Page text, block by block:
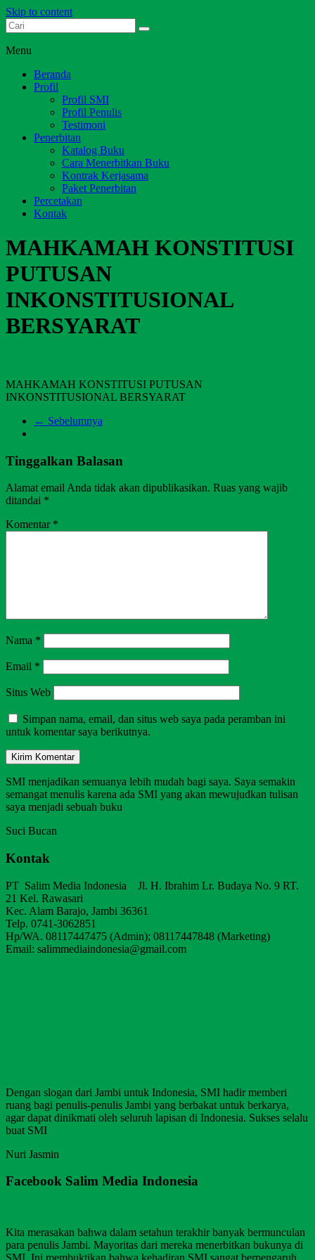
Skip to content
Dari Jambi untuk Indonesia
Menu
Beranda
Profil
Profil SMI
Profil Penulis
Testimoni
Penerbitan
Katalog Buku
Cara Menerbitkan Buku
Kontrak Kerjasama
Paket Penerbitan
Percetakan
Kontak
MAHKAMAH KONSTITUSI
PUTUSAN
INKONSTITUSIONAL
BERSYARAT
MAHKAMAH KONSTITUSI PUTUSAN
INKONSTITUSIONAL BERSYARAT
← Sebelumnya
Tinggalkan Balasan
Alamat email Anda tidak akan dipublikasikan. Ruas yang wajib
ditandai *
Komentar *
Nama *
Email *
Situs Web
Simpan nama, email, dan situs web saya pada peramban ini
untuk komentar saya berikutnya.
SMI menjadikan semuanya lebih mudah bagi saya. Saya semakin
semangat menulis karena ada SMI yang akan mewujudkan tulisan
saya menjadi sebuah buku
Suci Bucan
Kontak
PT Salim Media Indonesia Jl. H. Ibrahim Lr. Budaya No. 9 RT.
21 Kel. Rawasari
Kec. Alam Barajo, Jambi 36361
Telp. 0741-3062851
Hp/WA. 08117447475 (Admin); 08117447848 (Marketing)
Email: salimmediaindonesia@gmail.com
Dengan slogan dari Jambi untuk Indonesia, SMI hadir memberi
ruang bagi penulis-penulis Jambi yang berbakat untuk berkarya,
agar dapat dinikmati oleh seluruh lapisan di Indonesia. Sukses selalu
buat SMI
Nuri Jasmin
Facebook Salim Media Indonesia
Kita merasakan bahwa dalam setahun terakhir banyak bermunculan
para penulis Jambi. Mayoritas dari mereka menerbitkan bukunya di